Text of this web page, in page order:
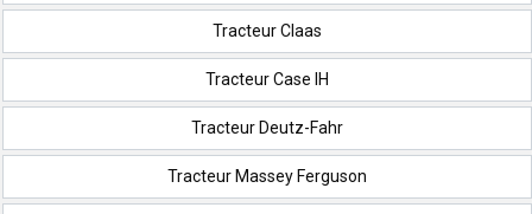
Tracteur Claas
Tracteur Case IH
Tracteur Deutz-Fahr
Tracteur Massey Ferguson